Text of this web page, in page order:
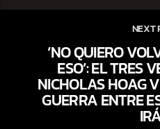
NEXT
‘NO QUIERO
ESO’: EL TRES
NICHOLAS HOAG
GUERRA ENTRE